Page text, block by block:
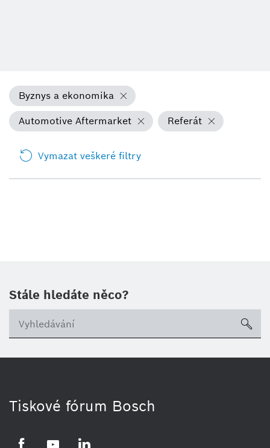
Byznys a ekonomika
Automotive Aftermarket
Referát
Vymazat veškeré filtry
Stále hledáte něco?
Tiskové fórum Bosch